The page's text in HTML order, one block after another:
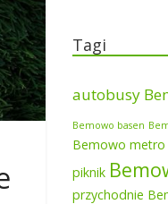
Tagi
autobusy
Bemowo basen
Bemowo metro
piknik
przychodnie